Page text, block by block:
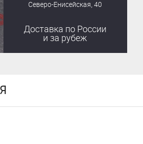
Северо-Енисейская, 40
Доставка по России
и за рубеж